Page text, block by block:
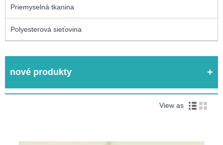
Priemyselná tkanina
Polyesterová sieťovina
nové produkty
View as